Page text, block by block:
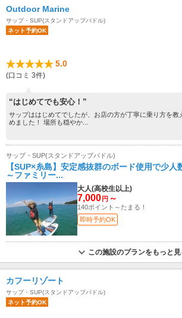
Outdoor Marine
サップ・SUP(スタンドアップパドル)
ネット予約OK
5.0
(口コミ 3件)
“はじめてでも安心！”
サップははじめてでしたが、お店の方が丁寧に乗り方を教
めました！ 場所も穏やか...
サップ・SUP(スタンドアップパドル)
【SUP×糸島】安定感抜群のボード使用で少人
～ファミリー...
大人(高校生以上)
7,000 円 ～
140ポイント～たまる！
即時予約OK
この施設のプランをもっと見
カフーリゾート
サップ・SUP(スタンドアップパドル)
ネット予約OK